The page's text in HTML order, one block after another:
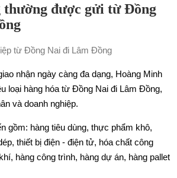
thường được gửi từ Đồng
nhận ngày càng đa dạng, Hoàng Minh
loại hàng hóa từ Đồng Nai đi Lâm Đồng,
và doanh nghiệp.
gồm: hàng tiêu dùng, thực phẩm khô,
thiết bị điện - điện tử, hóa chất công
hàng công trình, hàng dự án, hàng pallet